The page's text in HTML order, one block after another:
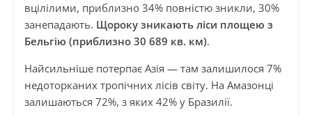
вцілілими, приблизно 34% повністю зникли, 30%
занепадають. Щороку зникають ліси площею з
Бельгію (приблизно 30 689 кв. км).
Найсильніше потерпає Азія — там залишилося 7%
недоторканих тропічних лісів світу. На Амазонці
залишаються 72%, з яких 42% у Бразилії.